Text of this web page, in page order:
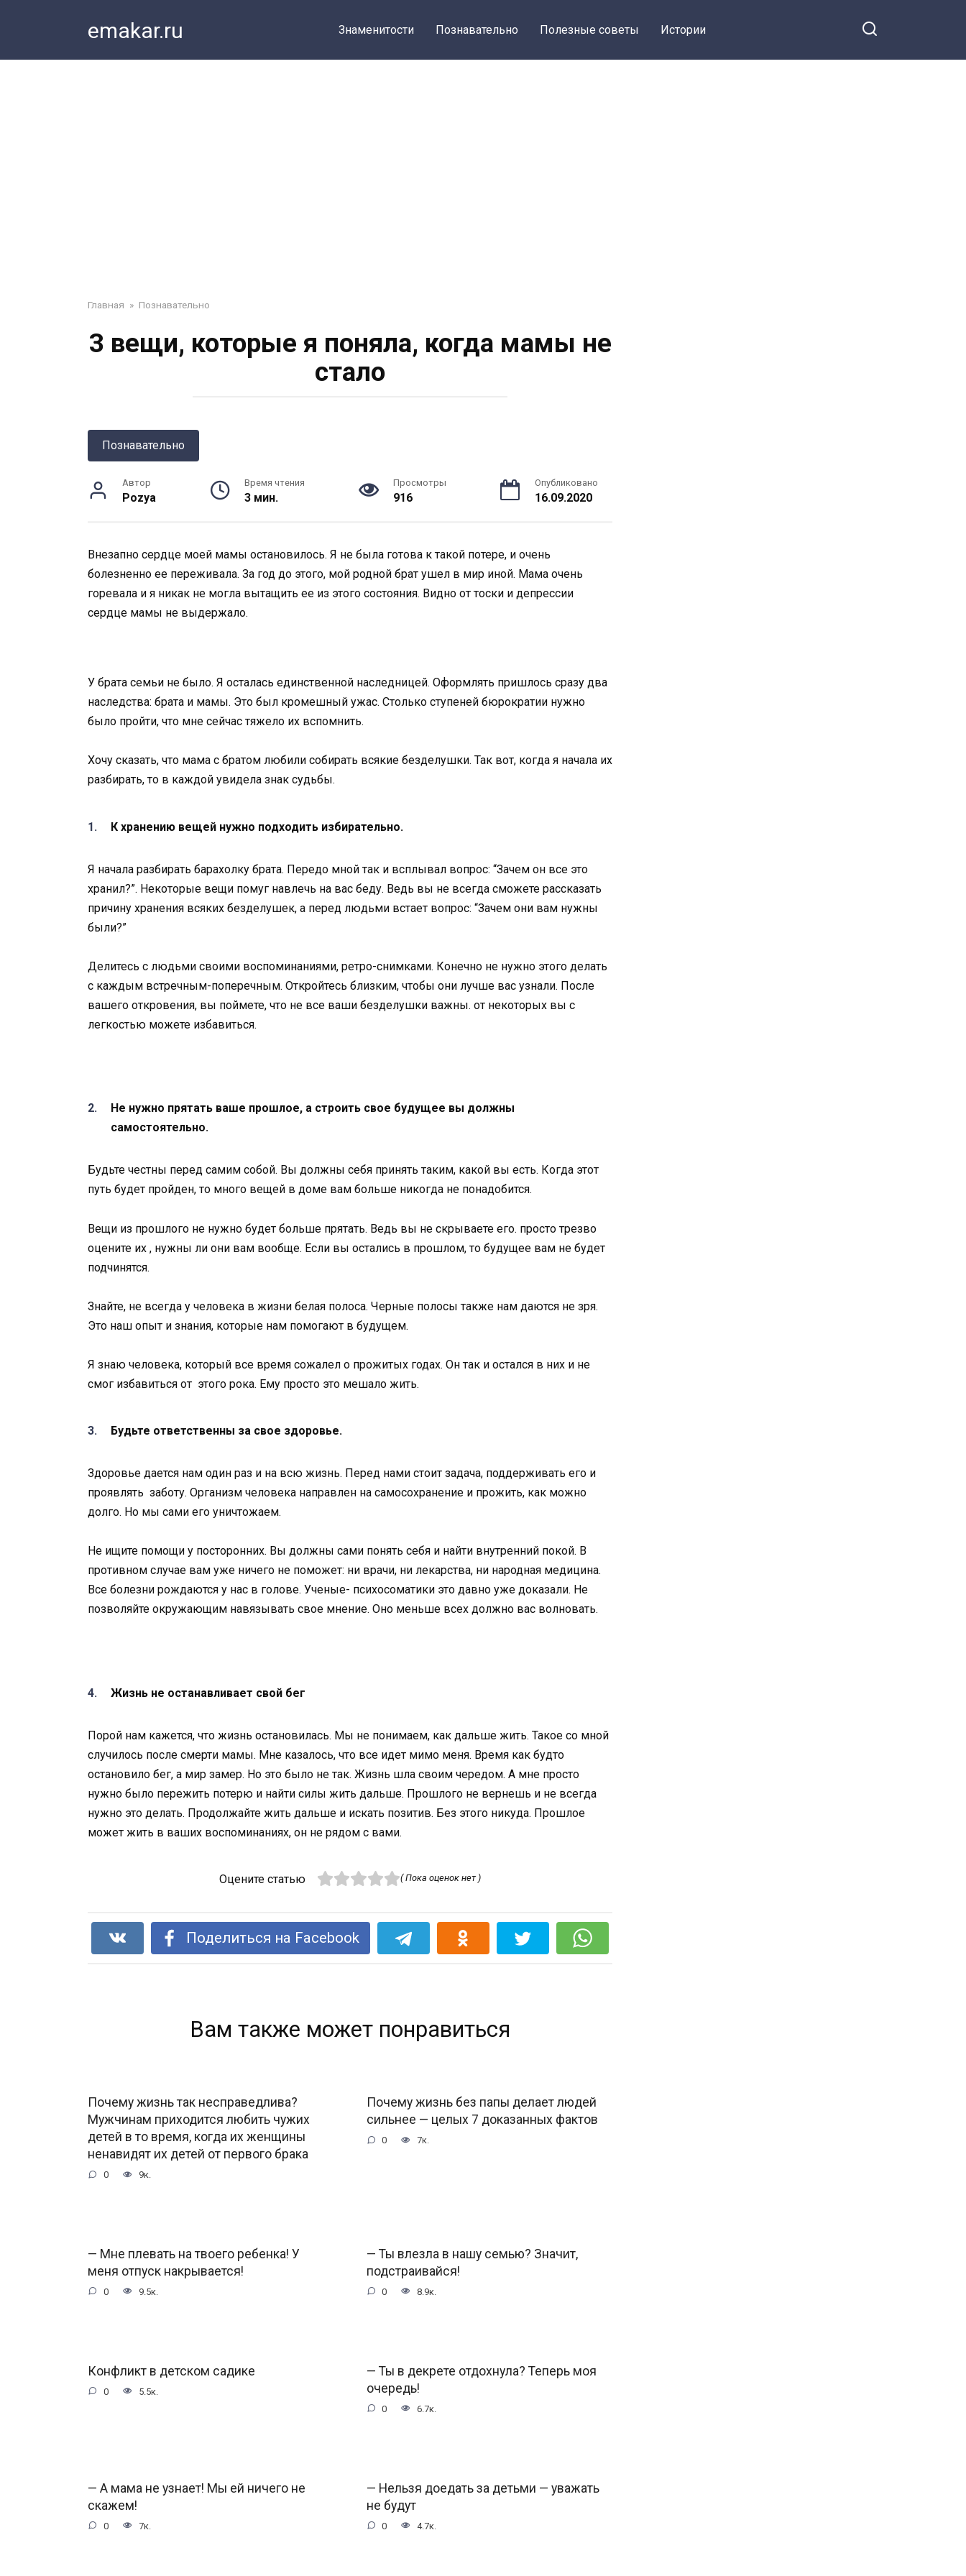
emakar.ru Знаменитости Познавательно Полезные советы Истории
Главная » Познавательно
3 вещи, которые я поняла, когда мамы не
стало
Познавательно
Автор
Pozya
Время чтения
3 мин.
Просмотры
916
Опубликовано
16.09.2020
Внезапно сердце моей мамы остановилось. Я не была готова к такой потере, и очень
болезненно ее переживала. За год до этого, мой родной брат ушел в мир иной. Мама очень
горевала и я никак не могла вытащить ее из этого состояния. Видно от тоски и депрессии
сердце мамы не выдержало.
У брата семьи не было. Я осталась единственной наследницей. Оформлять пришлось сразу два
наследства: брата и мамы. Это был кромешный ужас. Столько ступеней бюрократии нужно
было пройти, что мне сейчас тяжело их вспомнить.
Хочу сказать, что мама с братом любили собирать всякие безделушки. Так вот, когда я начала их
разбирать, то в каждой увидела знак судьбы.
К хранению вещей нужно подходить избирательно.
Я начала разбирать барахолку брата. Передо мной так и всплывал вопрос: “Зачем он все это
хранил?”. Некоторые вещи помуг навлечь на вас беду. Ведь вы не всегда сможете рассказать
причину хранения всяких безделушек, а перед людьми встает вопрос: “Зачем они вам нужны
были?”
Делитесь с людьми своими воспоминаниями, ретро-снимками. Конечно не нужно этого делать
с каждым встречным-поперечным. Откройтесь близким, чтобы они лучше вас узнали. После
вашего откровения, вы поймете, что не все ваши безделушки важны. от некоторых вы с
легкостью можете избавиться.
Не нужно прятать ваше прошлое, а строить свое будущее вы должны
самостоятельно.
Будьте честны перед самим собой. Вы должны себя принять таким, какой вы есть. Когда этот
путь будет пройден, то много вещей в доме вам больше никогда не понадобится.
Вещи из прошлого не нужно будет больше прятать. Ведь вы не скрываете его. просто трезво
оцените их , нужны ли они вам вообще. Если вы остались в прошлом, то будущее вам не будет
подчинятся.
Знайте, не всегда у человека в жизни белая полоса. Черные полосы также нам даются не зря.
Это наш опыт и знания, которые нам помогают в будущем.
Я знаю человека, который все время сожалел о прожитых годах. Он так и остался в них и не
смог избавиться от этого рока. Ему просто это мешало жить.
Будьте ответственны за свое здоровье.
Здоровье дается нам один раз и на всю жизнь. Перед нами стоит задача, поддерживать его и
проявлять заботу. Организм человека направлен на самосохранение и прожить, как можно
долго. Но мы сами его уничтожаем.
Не ищите помощи у посторонних. Вы должны сами понять себя и найти внутренний покой. В
противном случае вам уже ничего не поможет: ни врачи, ни лекарства, ни народная медицина.
Все болезни рождаются у нас в голове. Ученые- психосоматики это давно уже доказали. Не
позволяйте окружающим навязывать свое мнение. Оно меньше всех должно вас волновать.
Жизнь не останавливает свой бег
Порой нам кажется, что жизнь остановилась. Мы не понимаем, как дальше жить. Такое со мной
случилось после смерти мамы. Мне казалось, что все идет мимо меня. Время как будто
остановило бег, а мир замер. Но это было не так. Жизнь шла своим чередом. А мне просто
нужно было пережить потерю и найти силы жить дальше. Прошлого не вернешь и не всегда
нужно это делать. Продолжайте жить дальше и искать позитив. Без этого никуда. Прошлое
может жить в ваших воспоминаниях, он не рядом с вами.
Оцените статью ( Пока оценок нет )
Поделиться на Facebook
Вам также может понравиться
Почему жизнь так несправедлива?
Мужчинам приходится любить чужих
детей в то время, когда их женщины
ненавидят их детей от первого брака
0 9к.
Почему жизнь без папы делает людей
сильнее — целых 7 доказанных фактов
0 7к.
— Мне плевать на твоего ребенка! У
меня отпуск накрывается!
0 9.5к.
— Ты влезла в нашу семью? Значит,
подстраивайся!
0 8.9к.
Конфликт в детском садике
0 5.5к.
— Ты в декрете отдохнула? Теперь моя
очередь!
0 6.7к.
— А мама не узнает! Мы ей ничего не
скажем!
0 7к.
— Нельзя доедать за детьми — уважать
не будут
0 4.7к.